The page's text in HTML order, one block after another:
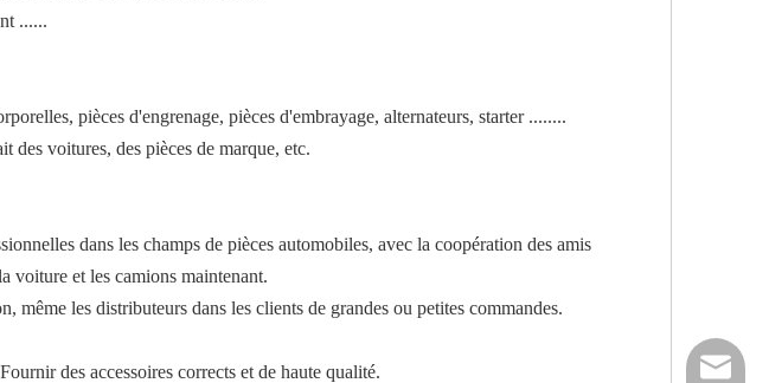
......
pièces d'engrenage, pièces d'embrayage, alternateurs, starter ........
des voitures, des pièces de marque, etc.
dans les champs de pièces automobiles, avec la coopération des amis
voiture et les camions maintenant.
les distributeurs dans les clients de grandes ou petites commandes.
des accessoires corrects et de haute qualité.